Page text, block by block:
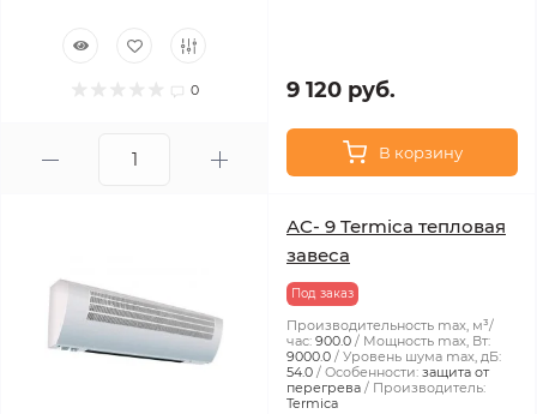
0 9 120 руб.
В корзину
AC- 9 Termica тепловая
завеса
Под заказ
Производительность max, м³/
час: 900.0
Мощность max, Вт:
9000.0
Уровень шума max, дБ:
54.0
Особенности: защита от
перегрева
Производитель:
Termica